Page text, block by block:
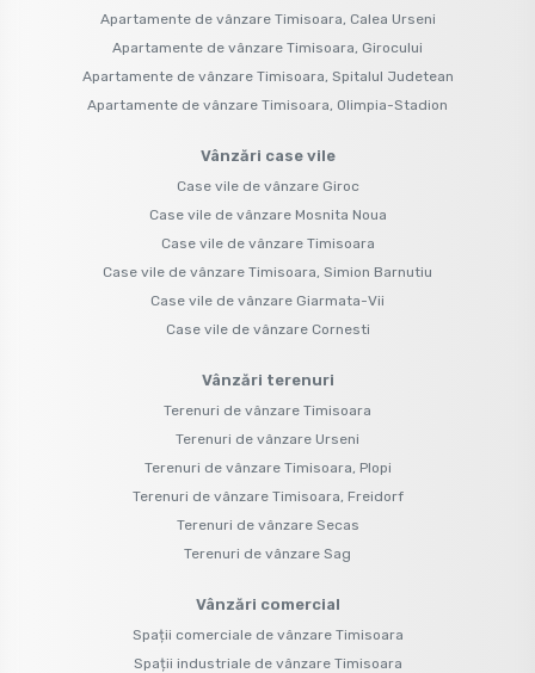
Apartamente de vânzare Timisoara, Calea Urseni
Apartamente de vânzare Timisoara, Girocului
Apartamente de vânzare Timisoara, Spitalul Judetean
Apartamente de vânzare Timisoara, Olimpia-Stadion
Vânzări case vile
Case vile de vânzare Giroc
Case vile de vânzare Mosnita Noua
Case vile de vânzare Timisoara
Case vile de vânzare Timisoara, Simion Barnutiu
Case vile de vânzare Giarmata-Vii
Case vile de vânzare Cornesti
Vânzări terenuri
Terenuri de vânzare Timisoara
Terenuri de vânzare Urseni
Terenuri de vânzare Timisoara, Plopi
Terenuri de vânzare Timisoara, Freidorf
Terenuri de vânzare Secas
Terenuri de vânzare Sag
Vânzări comercial
Spații comerciale de vânzare Timisoara
Spații industriale de vânzare Timisoara